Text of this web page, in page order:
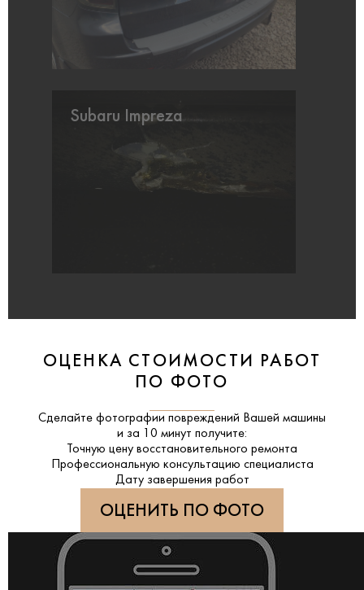
Subaru Impreza
ОЦЕНКА СТОИМОСТИ РАБОТ
ПО ФОТО
Сделайте фотографии повреждений Вашей машины
и за
10 минут получите:
Точную цену восстановительного ремонта
Профессиональную консультацию специалиста
Дату завершения работ
ОЦЕНИТЬ ПО ФОТО